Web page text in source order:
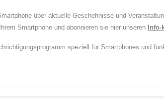
über aktuelle Geschehnisse und
Smartphone und abonnieren sie hier unseren
speziell für Smartphones und